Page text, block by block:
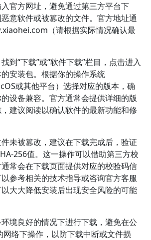
官方网址，避免通过第三方平台下
意软件或被篡改的文件。官方地址通
（请根据实际情况确认最
到“下载”或“软件下载”栏目，点击进入
安装包。根据你的操作系统
或其他平台）选择对应的版本，确
设备兼容。官方通常会提供详细的版
建议阅读以确认软件的最新功能和修
未被篡改，建议在下载完成后，验证
256值。这一操作可以借助第三方校
常会在下载页面提供对应的校验码信
参考相关的技术指导或咨询官方客服
大大降低安装后出现安全风险的可能
境良好的情况下进行下载，避免在公
网络下操作，以防下载中断或文件损